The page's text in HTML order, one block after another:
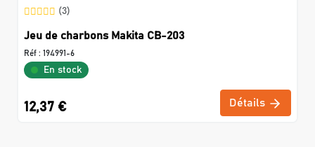
(3)
Jeu de charbons Makita CB-203
Réf : 194991-6
En stock
12,37 € Détails